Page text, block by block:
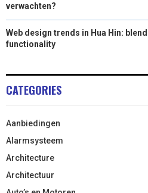
verwachten?
Web design trends in Hua Hin:
functionality
CATEGORIES
Aanbiedingen
Alarmsysteem
Architecture
Architectuur